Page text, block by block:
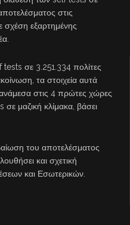
στις
σχέση εξαρτημένης
tests σε 3.251.334 πολίτες
τα στοιχεία αυτά
στις 4 πρώτες χώρες
μαζική κλίμακα, βάσει
του αποτελέσματος
και σχετική
και Εσωτερικών.